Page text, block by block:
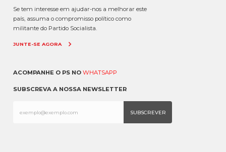
Se tem interesse em ajudar-nos a melhorar este
país, assuma o compromisso político como
militante do Partido Socialista.
JUNTE-SE AGORA
ACOMPANHE O PS NO WHATSAPP
SUBSCREVA A NOSSA NEWSLETTER